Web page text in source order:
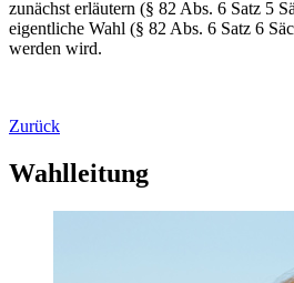
zunächst erläutern (§ 82 Abs. 6 Satz 5
eigentliche Wahl (§ 82 Abs. 6 Satz 6
werden wird.
Zurück
Wahlleitung